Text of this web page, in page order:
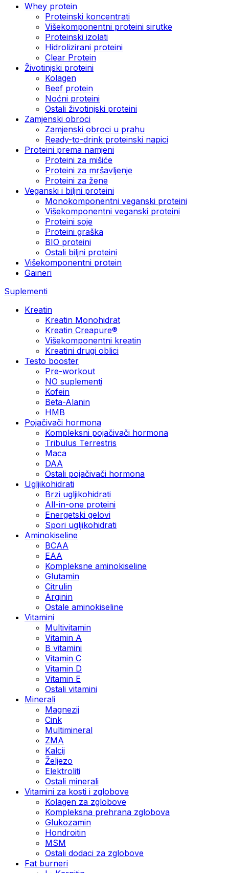
Whey protein
Proteinski koncentrati
Višekomponentni proteini sirutke
Proteinski izolati
Hidrolizirani proteini
Clear Protein
Životinjski proteini
Kolagen
Beef protein
Noćni proteini
Ostali životinjski proteini
Zamjenski obroci
Zamjenski obroci u prahu
Ready-to-drink proteinski napici
Proteini prema namjeni
Proteini za mišiće
Proteini za mršavljenje
Proteini za žene
Veganski i biljni proteini
Monokomponentni veganski proteini
Višekomponentni veganski proteini
Proteini soje
Proteini graška
BIO proteini
Ostali biljni proteini
Višekomponentni protein
Gaineri
Suplementi
Kreatin
Kreatin Monohidrat
Kreatin Creapure®
Višekomponentni kreatin
Kreatini drugi oblici
Testo booster
Pre-workout
NO suplementi
Kofein
Beta-Alanin
HMB
Pojačivači hormona
Kompleksni pojačivači hormona
Tribulus Terrestris
Maca
DAA
Ostali pojačivači hormona
Ugljikohidrati
Brzi ugljikohidrati
All-in-one proteini
Energetski gelovi
Spori ugljikohidrati
Aminokiseline
BCAA
EAA
Kompleksne aminokiseline
Glutamin
Citrulin
Arginin
Ostale aminokiseline
Vitamini
Multivitamin
Vitamin A
B vitamini
Vitamin C
Vitamin D
Vitamin E
Ostali vitamini
Minerali
Magnezij
Cink
Multimineral
ZMA
Kalcij
Željezo
Elektroliti
Ostali minerali
Vitamini za kosti i zglobove
Kolagen za zglobove
Kompleksna prehrana zglobova
Glukozamin
Hondroitin
MSM
Ostali dodaci za zglobove
Fat burneri